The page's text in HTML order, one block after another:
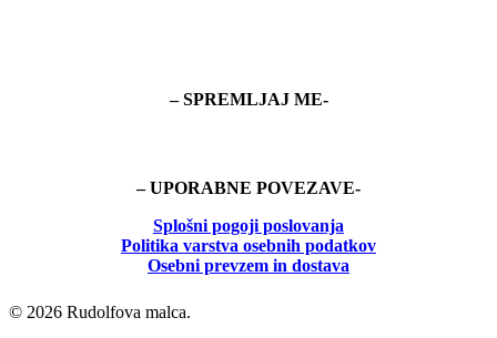
– SPREMLJAJ ME-
– UPORABNE POVEZAVE-
Splošni pogoji poslovanja
Politika varstva osebnih podatkov
Osebni prevzem in dostava
© 2026 Rudolfova malca.